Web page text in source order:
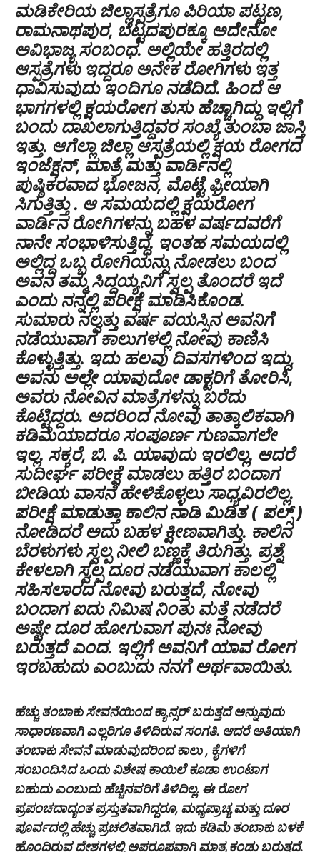
ಮಡಿಕೇರಿಯ ಜಿಲ್ಲಾಸ್ಪತ್ರೆಗೂ ಪಿರಿಯಾ ಪಟ್ಟಣ,
ರಾಮನಾಥಪುರ, ಬೆಟ್ಟದಪುರಕ್ಕೂ ಅದೇನೋ
ಅವಿಭಾಜ್ಯ ಸಂಬಂಧ. ಅಲ್ಲಿಯೇ ಹತ್ತಿರದಲ್ಲಿ
ಆಸ್ಪತ್ರೆಗಳು ಇದ್ದರೂ ಅನೇಕ ರೋಗಿಗಳು ಇತ್ತ
ಧಾವಿಸುವುದು ಇಂದಿಗೂ ನಡೆದಿದೆ. ಹಿಂದೆ ಆ
ಭಾಗಗಳಲ್ಲಿ ಕ್ಷಯರೋಗ ತುಸು ಹೆಚ್ಚಾಗಿದ್ದು ಇಲ್ಲಿಗೆ
ಬಂದು ದಾಖಲಾಗುತ್ತಿದ್ದವರ ಸಂಖ್ಯೆ ತುಂಬಾ ಜಾಸ್ತಿ
ಇತ್ತು. ಆಗೆಲ್ಲಾ ಜಿಲ್ಲಾ ಆಸ್ಪತ್ರೆಯಲ್ಲಿ ಕ್ಷಯ ರೋಗದ
ಇಂಜೆಕ್ಷನ್, ಮಾತ್ರೆ ಮತ್ತು ವಾರ್ಡಿನಲ್ಲಿ
ಪುಷ್ಠಿಕರವಾದ ಭೋಜನ, ಮೊಟ್ಟೆ ಫ್ರೀಯಾಗಿ
ಸಿಗುತ್ತಿತ್ತು . ಆ ಸಮಯದಲ್ಲಿ ಕ್ಷಯರೋಗ
ವಾರ್ಡಿನ ರೋಗಿಗಳನ್ನು ಬಹಳ ವರ್ಷದವರೆಗೆ
ನಾನೇ ಸಂಭಾಳಿಸುತ್ತಿದ್ದೆ. ಇಂತಹ ಸಮಯದಲ್ಲಿ
ಅಲ್ಲಿದ್ದ ಒಬ್ಬ ರೋಗಿಯನ್ನು ನೋಡಲು ಬಂದ
ಅವನ ತಮ್ಮ ಸಿದ್ದಯ್ಯನಿಗೆ ಸ್ವಲ್ಪ ತೊಂದರೆ ಇದೆ
ಎಂದು ನನ್ನಲ್ಲಿ ಪರೀಕ್ಷೆ ಮಾಡಿಸಿಕೊಂಡ.
ಸುಮಾರು ನಲ್ವತ್ತು ವರ್ಷ ವಯಸ್ಸಿನ ಅವನಿಗೆ
ನಡೆಯುವಾಗ ಕಾಲುಗಳಲ್ಲಿ ನೋವು ಕಾಣಿಸಿ
ಕೊಳ್ಳುತ್ತಿತ್ತು. ಇದು ಹಲವು ದಿವಸಗಳಿಂದ ಇದ್ದು,
ಅವನು ಅಲ್ಲೇ ಯಾವುದೋ ಡಾಕ್ಟರಿಗೆ ತೋರಿಸಿ,
ಅವರು ನೋವಿನ ಮಾತ್ರೆಗಳನ್ನು ಬರೆದು
ಕೊಟ್ಟಿದ್ದರು. ಅದರಿಂದ ನೋವು ತಾತ್ಕಾಲಿಕವಾಗಿ
ಕಡಿಮೆಯಾದರೂ ಸಂಪೂರ್ಣ ಗುಣವಾಗಲೇ
ಇಲ್ಲ. ಸಕ್ಕರೆ, ಬಿ. ಪಿ. ಯಾವುದು ಇರಲಿಲ್ಲ. ಆದರೆ
ಸುದೀರ್ಘ ಪರೀಕ್ಷೆ ಮಾಡಲು ಹತ್ತಿರ ಬಂದಾಗ
ಬೀಡಿಯ ವಾಸನೆ ಹೇಳಿಕೊಳ್ಳಲು ಸಾಧ್ಯವಿರಲಿಲ್ಲ.
ಪರೀಕ್ಷೆ ಮಾಡುತ್ತಾ ಕಾಲಿನ ನಾಡಿ ಮಿಡಿತ ( ಪಲ್ಸ್ )
ನೋಡಿದರೆ ಅದು ಬಹಳ ಕ್ಷೀಣವಾಗಿತ್ತು. ಕಾಲಿನ
ಬೆರಳುಗಳು ಸ್ವಲ್ಪ ನೀಲಿ ಬಣ್ಣಕ್ಕೆ ತಿರುಗಿತ್ತು. ಪ್ರಶ್ನೆ
ಕೇಳಲಾಗಿ ಸ್ವಲ್ಪ ದೂರ ನಡೆಯುವಾಗ ಕಾಲಲ್ಲಿ
ಸಹಿಸಲಾರದ ನೋವು ಬರುತ್ತದೆ, ನೋವು
ಬಂದಾಗ ಐದು ನಿಮಿಷ ನಿಂತು ಮತ್ತೆ ನಡೆದರೆ
ಅಷ್ಟೇ ದೂರ ಹೋಗುವಾಗ ಪುನಃ ನೋವು
ಬರುತ್ತದೆ ಎಂದ. ಇಲ್ಲಿಗೆ ಅವನಿಗೆ ಯಾವ ರೋಗ
ಇರಬಹುದು ಎಂಬುದು ನನಗೆ ಅರ್ಥವಾಯಿತು.
ಹೆಚ್ಚು ತಂಬಾಕು ಸೇವನೆಯಿಂದ ಕ್ಯಾನ್ಸರ್ ಬರುತ್ತದೆ ಅನ್ನುವುದು
ಸಾಧಾರಣವಾಗಿ ಎಲ್ಲರಿಗೂ ತಿಳಿದಿರುವ ಸಂಗತಿ. ಆದರೆ ಅತಿಯಾಗಿ
ತಂಬಾಕು ಸೇವನೆ ಮಾಡುವುದರಿಂದ ಕಾಲು , ಕೈಗಳಿಗೆ
ಸಂಬಂದಿಸಿದ ಒಂದು ವಿಶೇಷ ಕಾಯಿಲೆ ಕೂಡಾ ಉಂಟಾಗ
ಬಹುದು ಎಂಬುದು ಹೆಚ್ಚಿನವರಿಗೆ ತಿಳಿದಿಲ್ಲ. ಈ ರೋಗ
ಪ್ರಪಂಚದಾದ್ಯಂತ ಪ್ರಸ್ತುತವಾಗಿದ್ದರೂ, ಮಧ್ಯಪ್ರಾಚ್ಯ ಮತ್ತು ದೂರ
ಪೂರ್ವದಲ್ಲಿ ಹೆಚ್ಚು ಪ್ರಚಲಿತವಾಗಿದೆ. ಇದು ಕಡಿಮೆ ತಂಬಾಕು ಬಳಕೆ
ಹೊಂದಿರುವ ದೇಶಗಳಲ್ಲಿ ಅಪರೂಪವಾಗಿ ಮಾತ್ರ ಕಂಡು ಬರುತ್ತದೆ.